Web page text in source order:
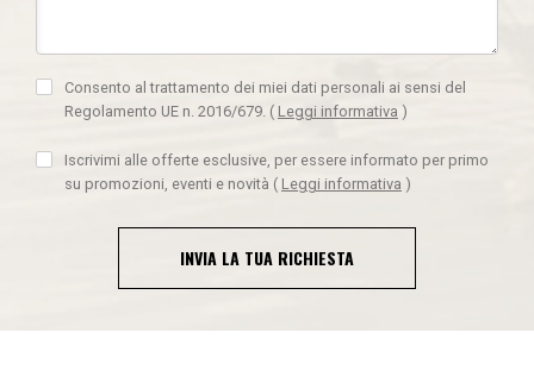
Consento al trattamento dei miei dati personali ai sensi del
Regolamento UE n. 2016/679. ( Leggi informativa )
Iscrivimi alle offerte esclusive, per essere informato per primo
su promozioni, eventi e novità ( Leggi informativa )
INVIA LA TUA RICHIESTA